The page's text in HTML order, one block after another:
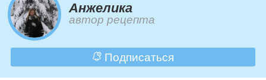
Анжелика
автор рецепта
Подписаться